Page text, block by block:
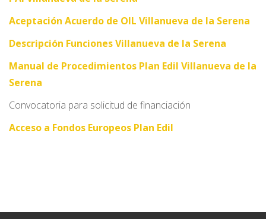
Aceptación Acuerdo de OIL Villanueva de la Serena
Descripción Funciones Villanueva de la Serena
Manual de Procedimientos Plan Edil Villanueva de la
Serena
Convocatoria para solicitud de financiación
Acceso a Fondos Europeos Plan Edil